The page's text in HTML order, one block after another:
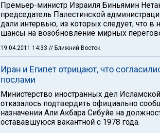
Премьер-министр Израиля Биньямин
председатель Палестинской
дали интервью, из которых следует, что в
шансы на возобновление мирных
19.04.2011 14:33 // Ближний Восток
Иран и Египет отрицают, что
послами
Министерство иностранных дел
отказалось подтвердить официально
назначении Али Акбара Сибуйе на
остававшуюся вакантной с 1978 года.